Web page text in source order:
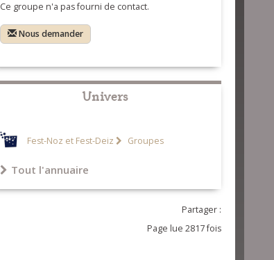
Ce groupe n'a pas fourni de contact.
Nous demander
Univers
Fest-Noz et Fest-Deiz Groupes
Tout l'annuaire
Partager :
Page lue 2817 fois